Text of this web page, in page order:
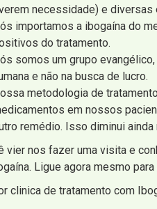
necessidade) e diversas
importamos a ibogaína do
do tratamento.
somos um grupo
e não na busca de lucro.
metodologia de
em nossos
remédio. Isso diminui
vier nos fazer uma visita e
Ligue agora mesmo
clinica de tratamento com